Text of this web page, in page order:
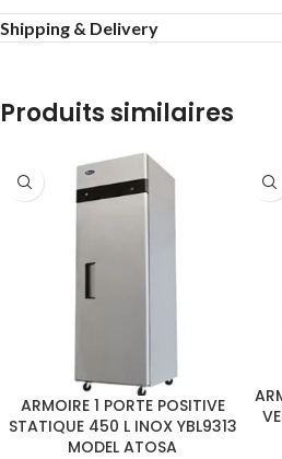
Shipping & Delivery
Produits similaires
ARMOIRE 1 PORTE POSITIVE
STATIQUE 450 L INOX YBL9313
MODEL ATOSA